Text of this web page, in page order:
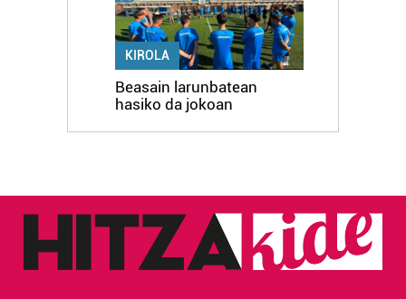
KIROLA
Beasain larunbatean
hasiko da jokoan